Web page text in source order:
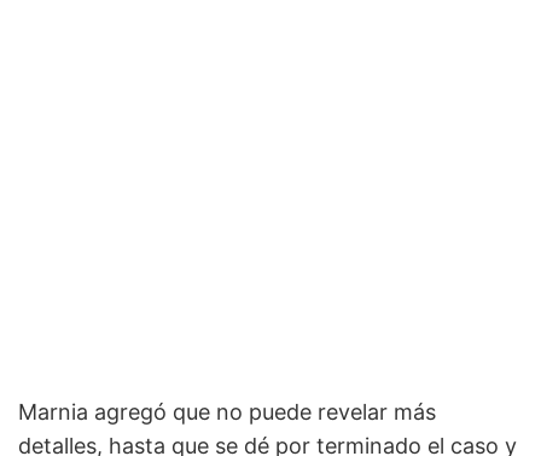
Marnia agregó que no puede revelar más
detalles, hasta que se dé por terminado el caso y